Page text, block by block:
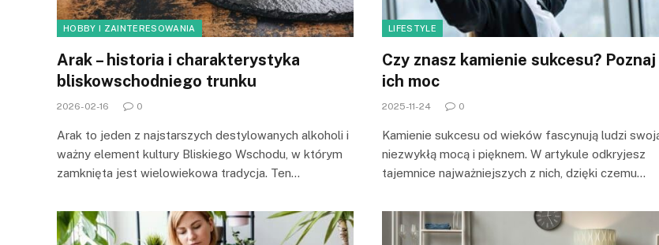
HOBBY I ZAINTERESOWANIA
Arak – historia i charakterystyka
bliskowschodniego trunku
2026-02-16 0
Arak to jeden z najstarszych destylowanych alkoholi i
ważny element kultury Bliskiego Wschodu, w którym
zamknięta jest wielowiekowa tradycja. Ten…
LIFESTYLE
Czy znasz kamienie sukcesu? Poznaj
ich moc
2025-11-24 0
Kamienie sukcesu od wieków fascynują ludzi
niezwykłą mocą i pięknem. W artykule odkryjesz
tajemnice najważniejszych z nich, dzięki czemu…